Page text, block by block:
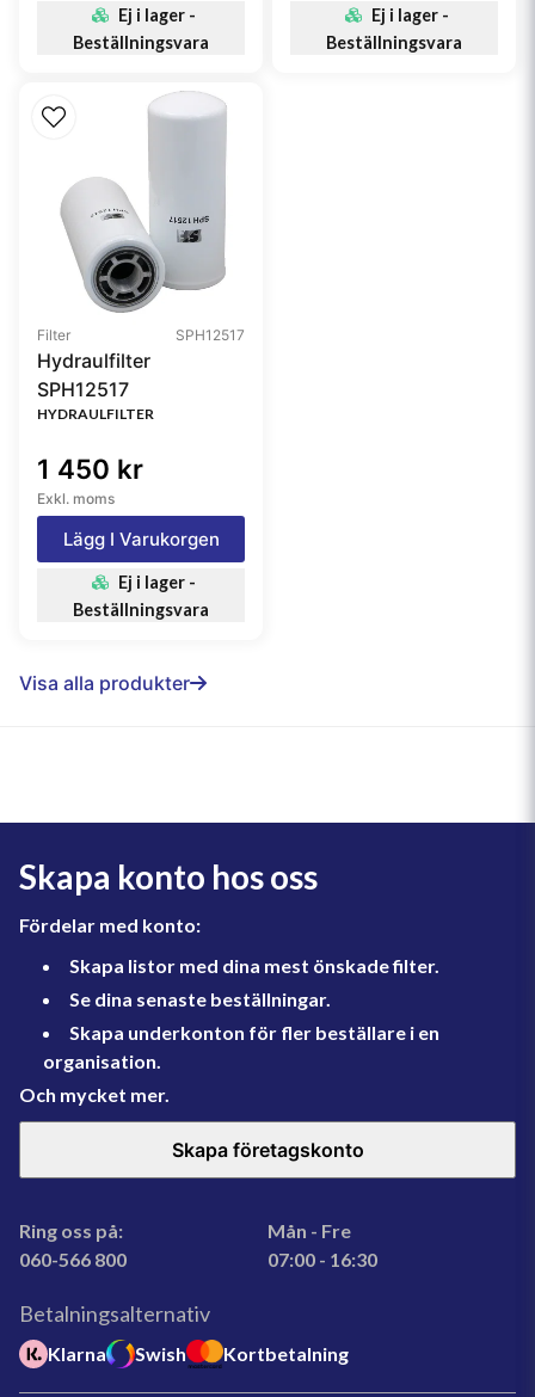
Ej i lager -
Beställningsvara
Ej i lager -
Beställningsvara
Filter SPH12517
Hydraulfilter
SPH12517
HYDRAULFILTER
1 450 kr
Exkl. moms
Lägg I Varukorgen
Ej i lager -
Beställningsvara
Visa alla produkter
Skapa konto hos oss
Fördelar med konto:
Skapa listor med dina mest önskade filter.
Se dina senaste beställningar.
Skapa underkonton för fler beställare i en
organisation.
Och mycket mer.
Skapa företagskonto
Ring oss på:
060-566 800
Mån - Fre
07:00 - 16:30
Betalningsalternativ
Klarna Swish Kortbetalning